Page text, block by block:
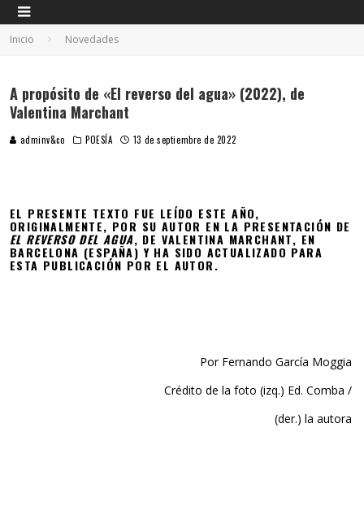
Inicio Novedades
A propósito de «El reverso del agua» (2022), de
Valentina Marchant
adminv&co POESÍA 13 de septiembre de 2022
EL PRESENTE TEXTO FUE LEÍDO ESTE AÑO,
ORIGINALMENTE, POR SU AUTOR EN LA PRESENTACIÓN DE
EL REVERSO DEL AGUA, DE VALENTINA MARCHANT, EN
BARCELONA (ESPAÑA) Y HA SIDO ACTUALIZADO PARA
ESTA PUBLICACIÓN POR EL AUTOR.
Por Fernando García Moggia
Crédito de la foto (izq.) Ed. Comba /
(der.) la autora